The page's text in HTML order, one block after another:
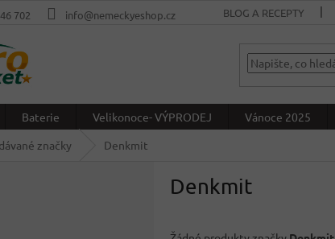
702 info@nemeckyeshop.cz BLOG A RECEPTY
Baterie Velikonoce- VÝPRODEJ Vánoce 2025
značky Denkmit
Denkmit